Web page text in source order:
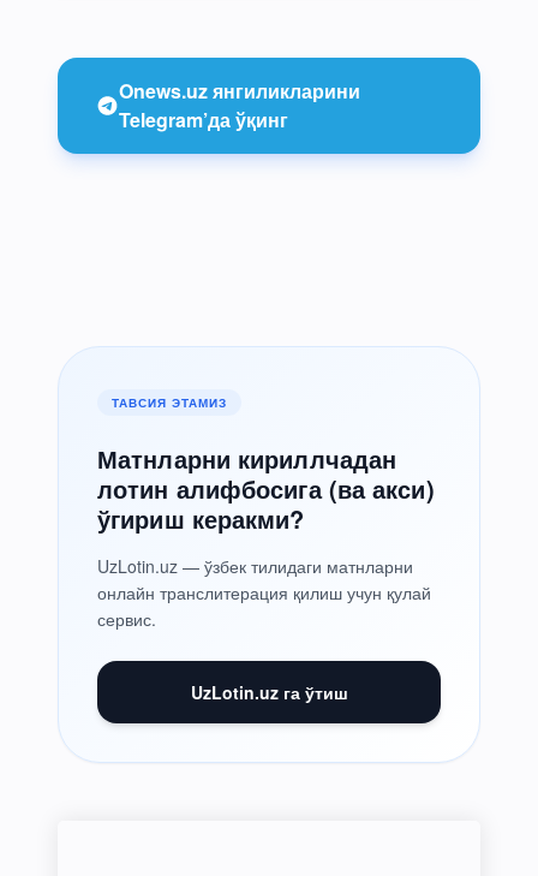
Onews.uz янгиликларини
Telegram’да ўқинг
ТАВСИЯ ЭТАМИЗ
Матнларни кириллчадан
лотин алифбосига (ва акси)
ўгириш керакми?
UzLotin.uz — ўзбек тилидаги матнларни
онлайн транслитерация қилиш учун қулай
сервис.
UzLotin.uz га ўтиш